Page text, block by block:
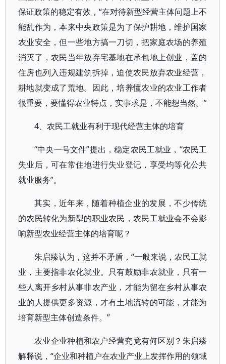
保证政策的稳定有效，“在对待新型经营主体问题上不
能乱作为，本来中央政策是为了保护耕地，维护国家
农业安全，但一些地方搞一刀切，把家庭农场的养殖
消灭了，农民当年放弃宅基地在承包地上创业，盖的
住房也列入违规建筑拆掉，迫使农民放弃农业经营，
耕地就变成了荒地。因此，培养懂农业的农业工作者
很重要，要懂得农业特点，实事求是，不能想当然。”
4、农民工就业有利于现代经营主体的培育
“中央一号文件”提出，稳定农民工就业，“农民工
失业后，可在常住地进行失业登记，享受均等化公共
就业服务”。
其实，近年来，随着种植企业的发展，不少传统
的农民转化为新型的职业农民，农民工就业会不会影
响新型农业经营主体的培育呢？
朱启臻认为，这并不矛盾，“一般来说，农民工就
业，主要指非农化就业。只有鼓励非农就业，只有一
些人离开乡村从事非农产业，才能为留在乡村从事农
业的人提供更多资源，才有土地流转的可能，才能为
培育新型主体创造条件。”
农业企业种植和农户经营究竟有何区别？朱启臻
解释说，“企业和种植户在农业产业上发挥作用的领域